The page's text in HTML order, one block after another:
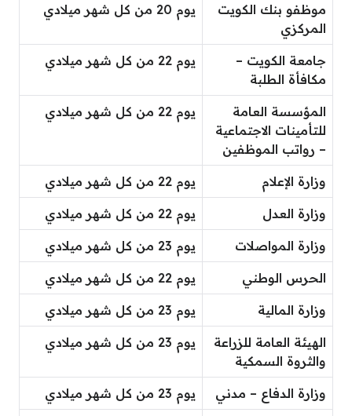
موظفو بنك الكويت
المركزي
يوم 20 من كل شهر ميلادي
جامعة الكويت –
مكافأة الطلبة
يوم 22 من كل شهر ميلادي
المؤسسة العامة
للتأمينات الاجتماعية
– رواتب الموظفين
يوم 22 من كل شهر ميلادي
وزارة الإعلام يوم 22 من كل شهر ميلادي
وزارة العدل يوم 22 من كل شهر ميلادي
وزارة المواصلات يوم 23 من كل شهر ميلادي
الحرس الوطني يوم 22 من كل شهر ميلادي
وزارة المالية يوم 23 من كل شهر ميلادي
الهيئة العامة للزراعة
والثروة السمكية
يوم 23 من كل شهر ميلادي
وزارة الدفاع – مدني يوم 23 من كل شهر ميلادي